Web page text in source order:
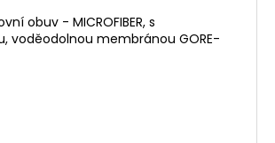
obuv - MICROFIBER, s
voděodolnou membránou GORE-